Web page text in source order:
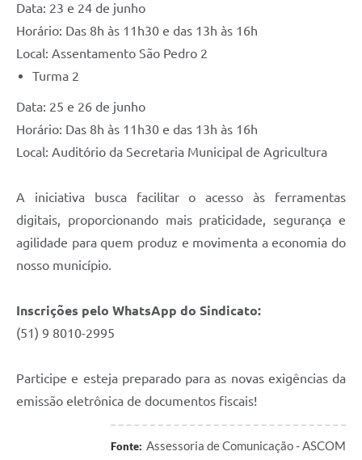
Data: 23 e 24 de junho
Horário: Das 8h às 11h30 e das 13h às 16h
Local: Assentamento São Pedro 2
Turma 2
Data: 25 e 26 de junho
Horário: Das 8h às 11h30 e das 13h às 16h
Local: Auditório da Secretaria Municipal de Agricultura
A iniciativa busca facilitar o acesso às ferramentas
digitais, proporcionando mais praticidade, segurança e
agilidade para quem produz e movimenta a economia do
nosso município.
Inscrições pelo WhatsApp do Sindicato:
(51) 9 8010-2995
Participe e esteja preparado para as novas exigências da
emissão eletrônica de documentos fiscais!
Fonte: Assessoria de Comunicação - ASCOM